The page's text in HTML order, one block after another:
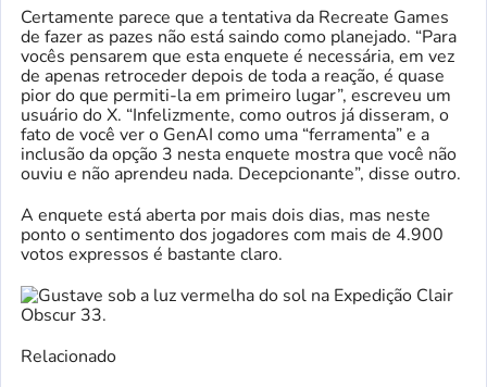
Certamente parece que a tentativa da Recreate Games
de fazer as pazes não está saindo como planejado. “Para
vocês pensarem que esta enquete é necessária, em vez
de apenas retroceder depois de toda a reação, é quase
pior do que permiti-la em primeiro lugar”, escreveu um
usuário do X. “Infelizmente, como outros já disseram, o
fato de você ver o GenAI como uma “ferramenta” e a
inclusão da opção 3 nesta enquete mostra que você não
ouviu e não aprendeu nada. Decepcionante”, disse outro.
A enquete está aberta por mais dois dias, mas neste
ponto o sentimento dos jogadores com mais de 4.900
votos expressos é bastante claro.
Relacionado